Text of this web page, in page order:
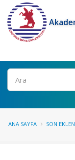
Ara
ANA SAYFA SON